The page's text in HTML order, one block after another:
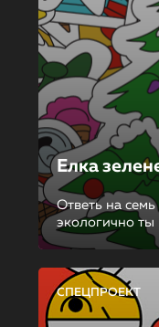
Елка
Ответь на
экологично
СПЕЦПРОЕКТ